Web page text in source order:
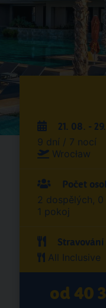
21. 08. -
9 dní / 7 nocí
Wrocław
Počet
2 dospělých,
1 pokoj
Stravování
All Inclusive
od 40